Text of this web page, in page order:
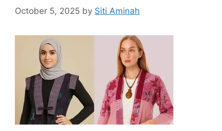
October 5, 2025 by Siti Aminah